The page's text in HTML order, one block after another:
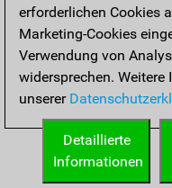
erforderlichen Cookies
Marketing-Cookies
Verwendung von
widersprechen.
unserer
Detaillierte
Informationen